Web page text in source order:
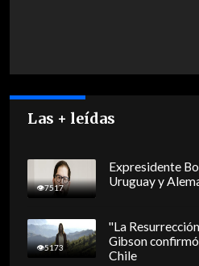
Las + leídas
7517
Expresidente
Uruguay y
5173
"La
Gibson
Chile